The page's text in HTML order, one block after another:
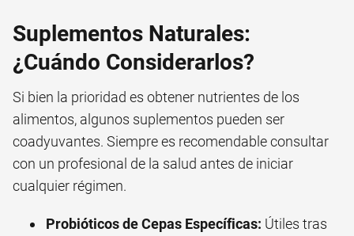
Suplementos Naturales:
¿Cuándo Considerarlos?
Si bien la prioridad es obtener nutrientes de los
alimentos, algunos suplementos pueden ser
coadyuvantes. Siempre es recomendable consultar
con un profesional de la salud antes de iniciar
cualquier régimen.
Probióticos de Cepas Específicas: Útiles tras